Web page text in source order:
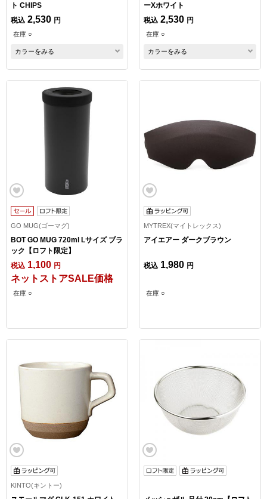
ト CHIPS
税込 2,530 円
在庫 ○
カラーをみる
ーXホワイト
税込 2,530 円
在庫 ○
カラーをみる
GO MUG(ゴーマグ)
BOT GO MUG 720ml Lサイズ ブラ
ック【ロフト限定】
税込 1,100 円
ネットストアSALE価格
在庫 ○
MYTREX(マイトレックス)
アイエアー ダークブラウン
税込 1,980 円
在庫 ○
KINTO(キントー)